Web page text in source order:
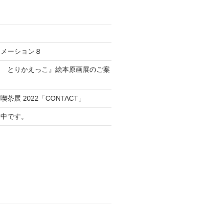
ーション８
とりかえっこ』絵本原画展のご案
茶展 2022「CONTACT」
です。